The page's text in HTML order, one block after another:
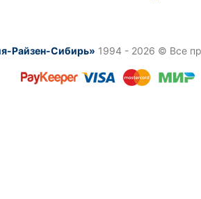
Райзен-Сибирь» 1994 - 2026 © Все